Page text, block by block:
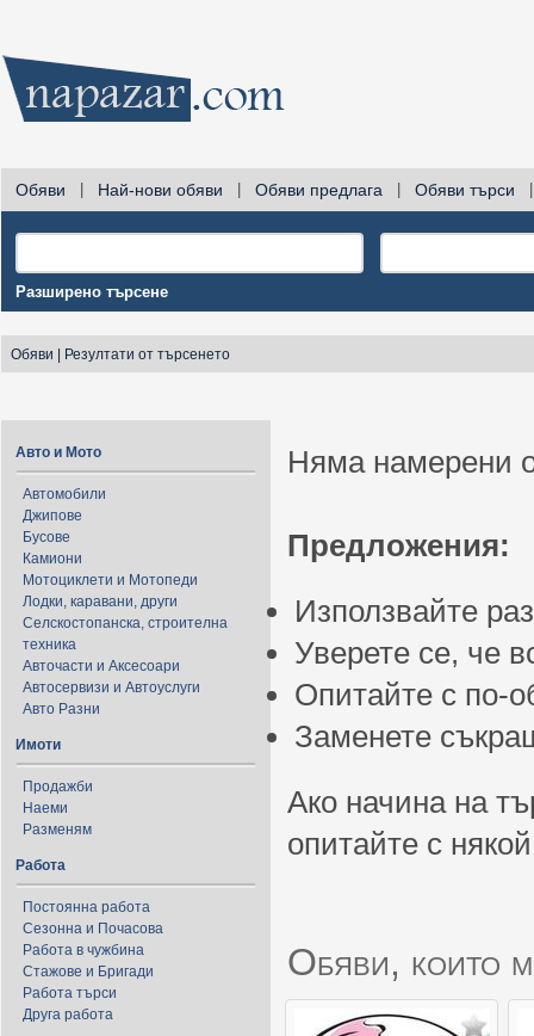
Обяви Най-нови обяви Обяви предлага Обяви търси
Разширено търсене
Обяви Резултати от търсенето
Авто и Мото
Автомобили
Джипове
Бусове
Камиони
Мотоциклети и Мотопеди
Лодки, каравани, други
Селскостопанска, строителна
техника
Авточасти и Аксесоари
Автосервизи и Автоуслуги
Авто Разни
Имоти
Продажби
Наеми
Разменям
Работа
Постоянна работа
Сезонна и Почасова
Работа в чужбина
Стажове и Бригади
Работа търси
Друга работа
Няма намерени
Предложения:
Използвайте
Уверете се, че
Опитайте с по-
Заменете
Ако начина на
опитайте с
Обяви, които